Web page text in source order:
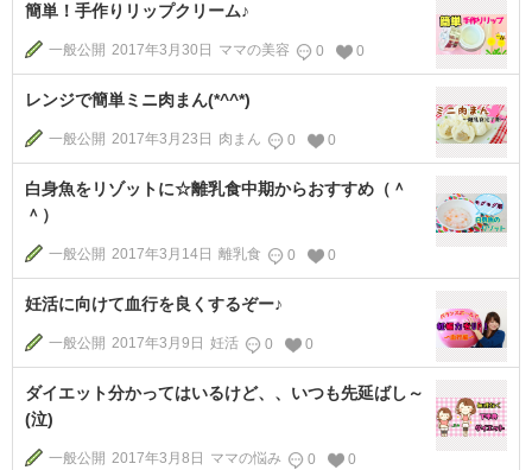
簡単！手作りリップクリーム♪
一般公開 2017年3月30日 ママの美容 0 0
レンジで簡単ミニ肉まん(*^^*)
一般公開 2017年3月23日 肉まん 0 0
白身魚をリゾットに☆離乳食中期からおすすめ（＾
＾）
一般公開 2017年3月14日 離乳食 0 0
妊活に向けて血行を良くするぞー♪
一般公開 2017年3月9日 妊活 0 0
ダイエット分かってはいるけど、、いつも先延ばし～
(泣)
一般公開 2017年3月8日 ママの悩み 0 0